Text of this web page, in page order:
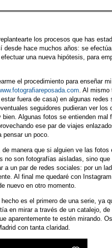
los procesos que has
desde hace muchos años: se
una nueva hipótesis, para
el procedimiento para enseñar
. Al
fuera de casa) en algunas redes
seguidores pudieran ver los
Algunas fotos se entienden mal
ese par de viajes
un poco.
manera que si alguien ve las fotos
no son fotografías aisladas, sino que
a un par de redes sociales: por un
Al final me quedaré con
nuevo en otro momento.
es el primero de una serie, ya
en mirar a través de un catalejo, de
aparentemente te estén mirando.
con tanta claridad.